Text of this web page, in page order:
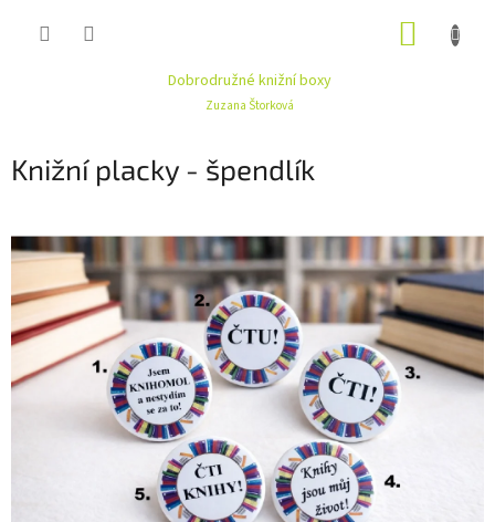
Dobrodružné knižní boxy
Zuzana Štorková
Knižní placky - špendlík